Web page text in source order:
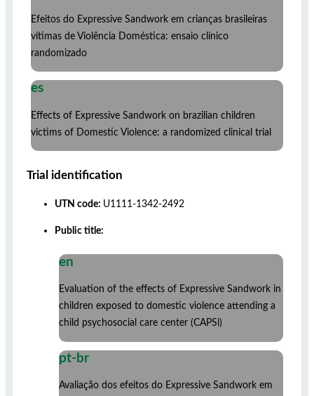
Efeitos do Expressive Sandwork em crianças brasileiras
vítimas de Violência Doméstica: ensaio clínico
randomizado
es
Effects of Expressive Sandwork on brazilian children
victims of Domestic Violence: a randomized clinical trial
Trial identification
UTN code: U1111-1342-2492
Public title:
en
Evaluation of the effects of Expressive Sandwork in
children exposed to domestic violence attending a
child psychosocial care center (CAPSi)
pt-br
Avaliação dos efeitos do Expressive Sandwork em